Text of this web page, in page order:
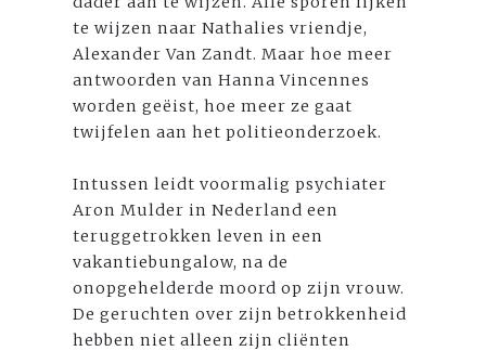
te wijzen naar Nathalies vriendje,
Alexander Van Zandt. Maar hoe meer
antwoorden van Hanna Vincennes
worden geëist, hoe meer ze gaat
twijfelen aan het politieonderzoek.
Intussen leidt voormalig psychiater
Aron Mulder in Nederland een
teruggetrokken leven in een
vakantiebungalow, na de
onopgehelderde moord op zijn vrouw.
De geruchten over zijn betrokkenheid
hebben niet alleen zijn cliënten